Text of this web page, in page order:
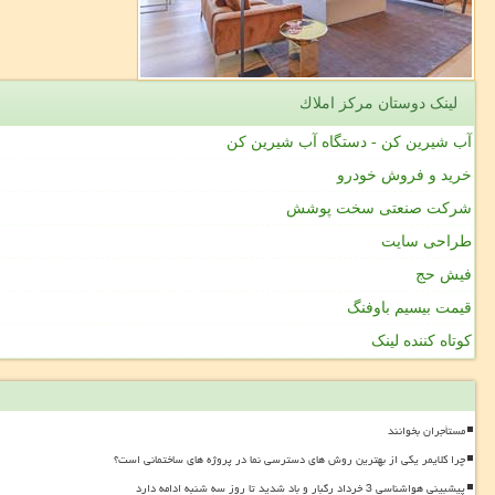
لینک دوستان مركز املاك
آب شیرین کن - دستگاه آب شیرین کن
خرید و فروش خودرو
شرکت صنعتی سخت پوشش
طراحی سایت
فیش حج
قیمت بیسیم باوفنگ
کوتاه کننده لینک
مستأجران بخوانند
چرا کلایمر یکی از بهترین روش های دسترسی نما در پروژه های ساختمانی است؟
پیشبینی هواشناسی 3 خرداد رگبار و باد شدید تا روز سه شنبه ادامه دارد